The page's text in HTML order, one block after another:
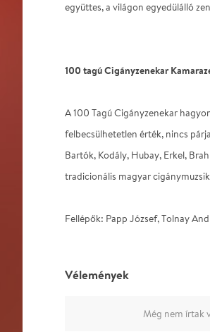
együttes, a világon egyedülálló
100 tagú Cigányzenekar
A 100 Tagú Cigányzenekar
felbecsülhetetlen érték, nincs
Bartók, Kodály, Hubay, Erkel,
tradicionális magyar
Fellépők: Papp József, Tolnay
Vélemények
Még nem írtak